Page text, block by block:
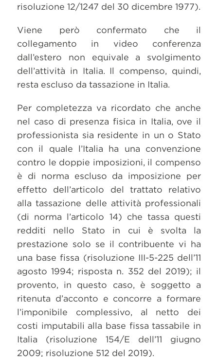
risoluzione 12/1247 del 30 dicembre 1977).
Viene però confermato che il
collegamento in video conferenza
dall’estero non equivale a svolgimento
dell’attività in Italia. Il compenso, quindi,
resta escluso da tassazione in Italia.
Per completezza va ricordato che anche
nel caso di presenza fisica in Italia, ove il
professionista sia residente in un o Stato
con il quale l’Italia ha una convenzione
contro le doppie imposizioni, il compenso
è di norma escluso da imposizione per
effetto dell’articolo del trattato relativo
alla tassazione delle attività professionali
(di norma l’articolo 14) che tassa questi
redditi nello Stato in cui è svolta la
prestazione solo se il contribuente vi ha
una base fissa (risoluzione III-5-225 dell’11
agosto 1994; risposta n. 352 del 2019); il
provento, in questo caso, è soggetto a
ritenuta d’acconto e concorre a formare
l’imponibile complessivo, al netto dei
costi imputabili alla base fissa tassabile in
Italia (risoluzione 154/E dell’11 giugno
2009; risoluzione 512 del 2019).